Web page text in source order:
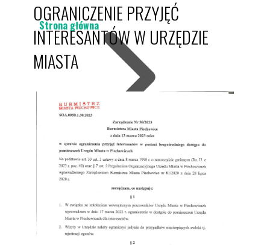
Strona główna
Dla Mieszkańca
OGRANICZENIE PRZYJĘĆ
INTERESANTÓW W URZĘDZIE
MIASTA